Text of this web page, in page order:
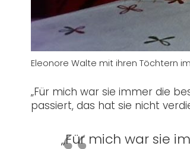
Eleonore Walte mit ihren Töchtern
„Für mich war sie immer die
passiert, das hat sie nicht
„Für mich war sie